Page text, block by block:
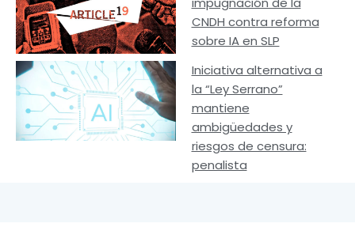
CNDH contra reforma
sobre IA en SLP
Iniciativa alternativa a
la “Ley Serrano”
mantiene
ambigüedades y
riesgos de censura:
penalista